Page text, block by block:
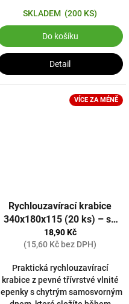
SKLADEM (200 KS)
Do košíku
Detail
VÍCE ZA MÉNĚ
Rychlouzavírací krabice
340x180x115 (20 ks) – se
samosvorným dnem
18,90 Kč
(15,60 Kč bez DPH)
Praktická rychlouzavírací
krabice z pevné třívrstvé vlnité
lepenky s chytrým samosvorným